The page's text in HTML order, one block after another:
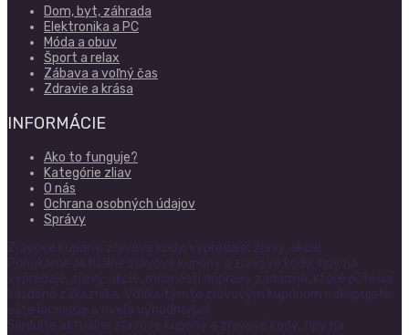
Dom, byt, záhrada
Elektronika a PC
Móda a obuv
Šport a relax
Zábava a voľný čas
Zdravie a krása
INFORMÁCIE
Ako to funguje?
Kategórie zliav
O nás
Ochrana osobných údajov
Správy
Zľavové kupóny, zľavové kódy, výpredaje, zľavy, akcie
Ponúkame aktuálne zľavové kupóny a zľavové kódy, tipy na
výpredaje, zľavy, akcie, možnosti dopravy zadarmo, ktoré potešia
každého zákazníka. Vďaka týmto zľavovým kupónom nakupujete
ešte lacnejšie a oveľa výhodnejšie!
Sledujte aktuálne zľavové kupóny a zľavové kódy, tipy na